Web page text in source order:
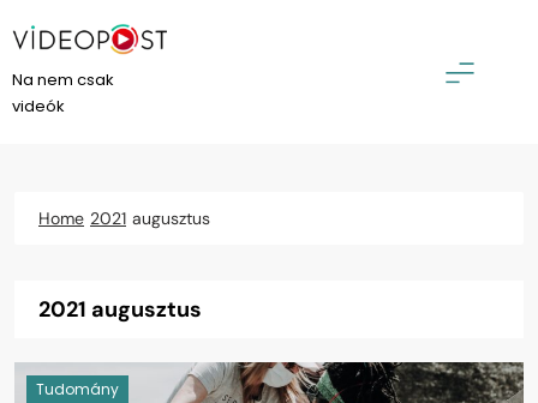
to
content
VideoPost
Na nem csak
videók
Home 2021 augusztus
2021 augusztus
Tudomány